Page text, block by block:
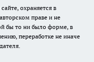
охраняется в
праве и не
бы то ни было форме, в
переработке не иначе